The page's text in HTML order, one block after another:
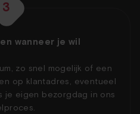
3
wanneer je wil
zo snel mogelijk of een
op klantadres, eventueel
je eigen bezorgdag in ons